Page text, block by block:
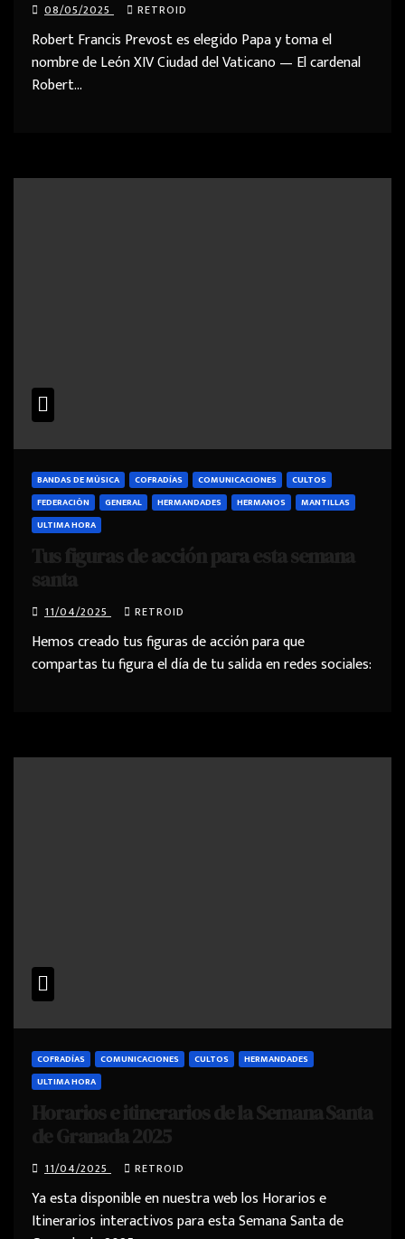
08/05/2025 RETROID
Robert Francis Prevost es elegido Papa y toma el
nombre de León XIV Ciudad del Vaticano — El cardenal
Robert…
BANDAS DE MÚSICA COFRADÍAS COMUNICACIONES
CULTOS
FEDERACIÓN
GENERAL HERMANDADES HERMANOS
MANTILLAS
ULTIMA HORA
Tus figuras de acción para esta semana
santa
11/04/2025 RETROID
Hemos creado tus figuras de acción para que
compartas tu figura el día de tu salida en redes sociales:
COFRADÍAS COMUNICACIONES CULTOS
HERMANDADES
ULTIMA HORA
Horarios e itinerarios de la Semana Santa
de Granada 2025
11/04/2025 RETROID
Ya esta disponible en nuestra web los Horarios e
Itinerarios interactivos para esta Semana Santa de